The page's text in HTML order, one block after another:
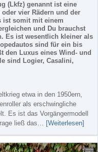
(Lkfz) genannt ist eine
vier Rädern und der
ist somit mit einem
und Du brauchst
Es ist wesentlich kleiner als
sind für ein bis
den Luxus eines Wind- und
sind Logier, Casalini,
etwa in den 1950ern,
als erschwingliche
Es ist das Vorgängermodell
ließ das… [Weiterlesen]